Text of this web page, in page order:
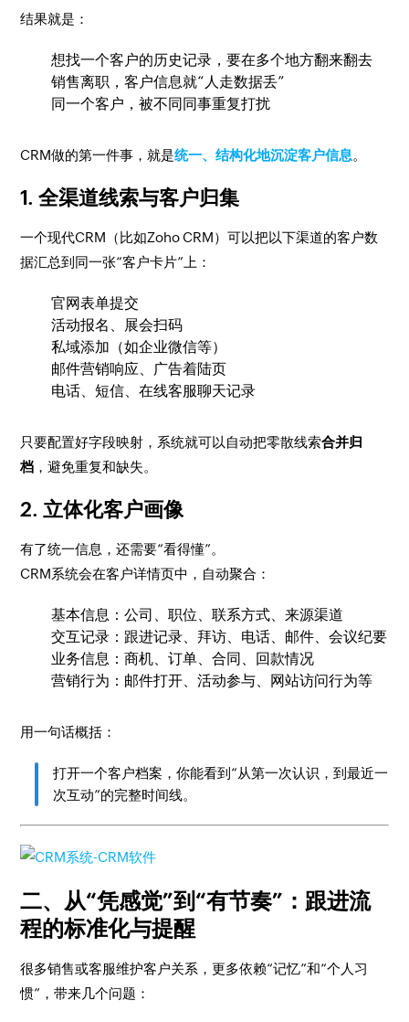
结果就是：
想找一个客户的历史记录，要在多个地方翻来翻去
销售离职，客户信息就“人走数据丢”
同一个客户，被不同同事重复打扰
CRM做的第一件事，就是统一、结构化地沉淀客户信息。
1. 全渠道线索与客户归集
一个现代CRM（比如Zoho CRM）可以把以下渠道的客户数
据汇总到同一张“客户卡片”上：
官网表单提交
活动报名、展会扫码
私域添加（如企业微信等）
邮件营销响应、广告着陆页
电话、短信、在线客服聊天记录
只要配置好字段映射，系统就可以自动把零散线索合并归
档 ，避免重复和缺失。
2. 立体化客户画像
有了统一信息，还需要“看得懂”。
CRM系统会在客户详情页中，自动聚合：
基本信息：公司、职位、联系方式、来源渠道
交互记录：跟进记录、拜访、电话、邮件、会议纪要
业务信息：商机、订单、合同、回款情况
营销行为：邮件打开、活动参与、网站访问行为等
用一句话概括：
打开一个客户档案，你能看到“从第一次认识，到最近一
次互动”的完整时间线。
二、从“凭感觉”到“有节奏”：跟进流
程的标准化与提醒
很多销售或客服维护客户关系，更多依赖“记忆”和“个人习
惯”，带来几个问题：